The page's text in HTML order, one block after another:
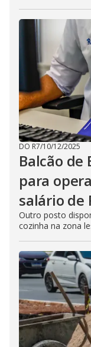
DO R7/10/12/2025
Balcão de
para
salário de
Outro posto
cozinha na zona